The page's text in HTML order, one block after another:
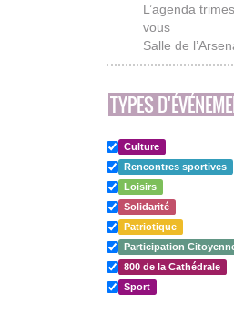
L’agenda
vous
Salle de
TYPES
Culture
Rencontres sportives
Loisirs
Solidarité
Patriotique
Participation
800 de la Cathédrale
Sport